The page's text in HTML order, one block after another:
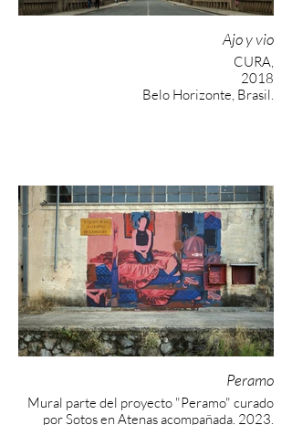
Ajo y vio
CURA,
2018
Belo Horizonte, Brasil.
Peramo
Mural parte del proyecto "Peramo" curado
por Sotos en Atenas acompañada. 2023.